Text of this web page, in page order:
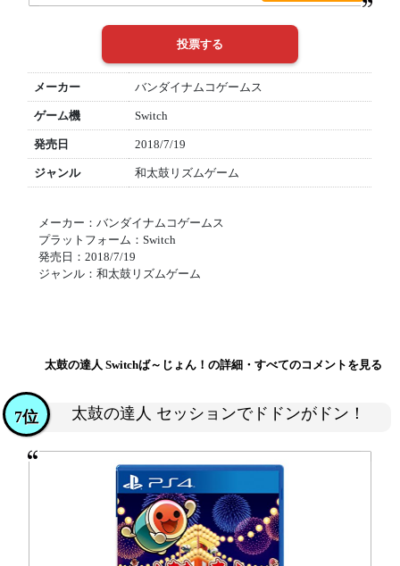
メーカー バンダイナムコゲームス
ゲーム機 Switch
発売日 2018/7/19
ジャンル 和太鼓リズムゲーム
メーカー：バンダイナムコゲームス
プラットフォーム：Switch
発売日：2018/7/19
ジャンル：和太鼓リズムゲーム
太鼓の達人 Switchば～じょん！の詳細・すべてのコメントを見る
太鼓の達人 セッションでドドンがドン！
7位